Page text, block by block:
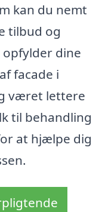
kan du nemt
tilbud og
dine
facade i
været lettere
til behandling
at hjælpe dig